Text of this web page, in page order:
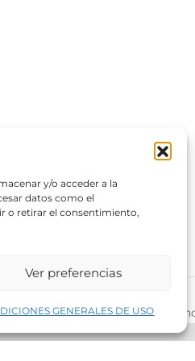
y/o acceder a la
datos como el
o retirar el consentimiento,
Ver preferencias
GENERALES DE USO
Decopintur- todos los